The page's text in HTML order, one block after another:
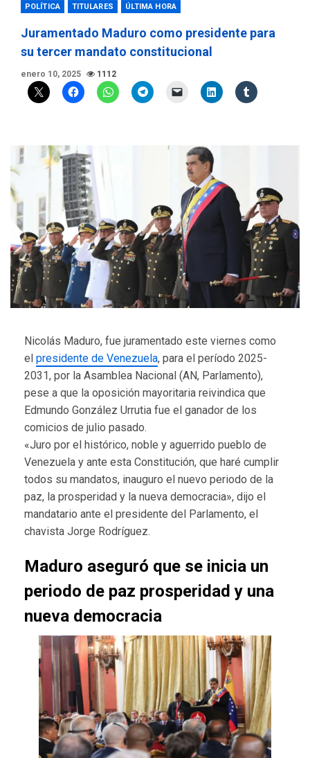
POLÍTICA TITULARES ÚLTIMA HORA
Juramentado Maduro como presidente para
su tercer mandato constitucional
enero 10, 2025 1112
Nicolás Maduro, fue juramentado este viernes como
el presidente de Venezuela, para el período 2025-
2031, por la Asamblea Nacional (AN, Parlamento),
pese a que la oposición mayoritaria reivindica que
Edmundo González Urrutia fue el ganador de los
comicios de julio pasado.
«Juro por el histórico, noble y aguerrido pueblo de
Venezuela y ante esta Constitución, que haré cumplir
todos su mandatos, inauguro el nuevo periodo de la
paz, la prosperidad y la nueva democracia», dijo el
mandatario ante el presidente del Parlamento, el
chavista Jorge Rodríguez.
Maduro aseguró que se inicia un
periodo de paz prosperidad y una
nueva democracia